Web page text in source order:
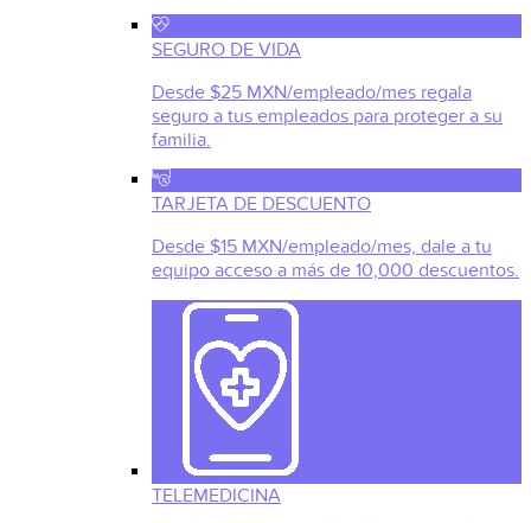
SEGURO DE VIDA
Desde $25 MXN/empleado/mes regala
seguro a tus empleados para proteger a su
familia.
TARJETA DE DESCUENTO
Desde $15 MXN/empleado/mes, dale a tu
equipo acceso a más de 10,000 descuentos.
TELEMEDICINA